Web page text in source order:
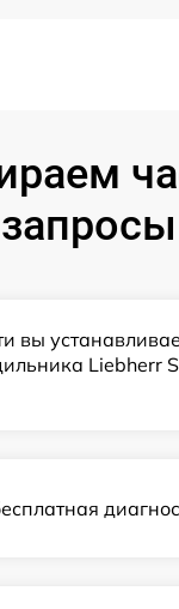
запросы
вы
Liebherr